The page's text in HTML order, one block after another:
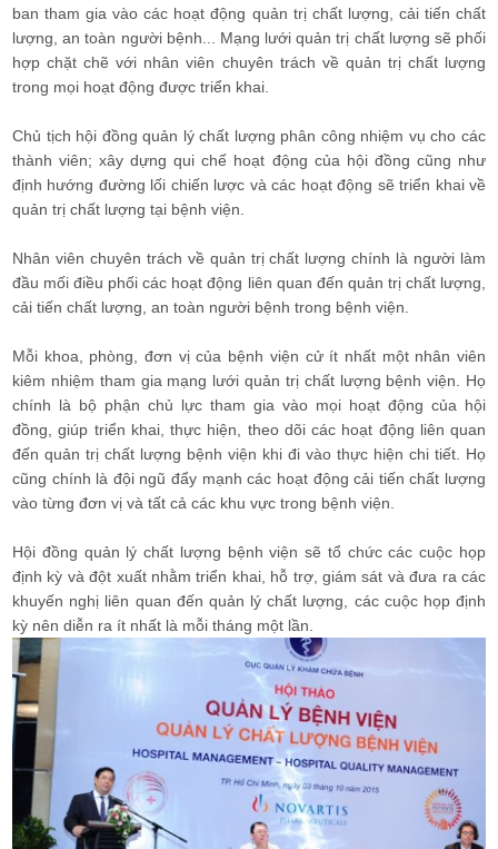
ban tham gia vào các hoạt động quản trị chất lượng, cải tiến chất
lượng, an toàn người bệnh... Mạng lưới quản trị chất lượng sẽ phối
hợp chặt chẽ với nhân viên chuyên trách về quản trị chất lượng
trong mọi hoạt động được triển khai.
Chủ tịch hội đồng quản lý chất lượng phân công nhiệm vụ cho các
thành viên; xây dựng qui chế hoạt động của hội đồng cũng như
định hướng đường lối chiến lược và các hoạt động sẽ triển khai về
quản trị chất lượng tại bệnh viện.
Nhân viên chuyên trách về quản trị chất lượng chính là người làm
đầu mối điều phối các hoạt động liên quan đến quản trị chất lượng,
cải tiến chất lượng, an toàn người bệnh trong bệnh viện.
Mỗi khoa, phòng, đơn vị của bệnh viện cử ít nhất một nhân viên
kiêm nhiệm tham gia mạng lưới quản trị chất lượng bệnh viện. Họ
chính là bộ phận chủ lực tham gia vào mọi hoạt động của hội
đồng, giúp triển khai, thực hiện, theo dõi các hoạt động liên quan
đến quản trị chất lượng bệnh viện khi đi vào thực hiện chi tiết. Họ
cũng chính là đội ngũ đẩy mạnh các hoạt động cải tiến chất lượng
vào từng đơn vị và tất cả các khu vực trong bệnh viện.
Hội đồng quản lý chất lượng bệnh viện sẽ tổ chức các cuộc họp
định kỳ và đột xuất nhằm triển khai, hỗ trợ, giám sát và đưa ra các
khuyến nghị liên quan đến quản lý chất lượng, các cuộc họp định
kỳ nên diễn ra ít nhất là mỗi tháng một lần.